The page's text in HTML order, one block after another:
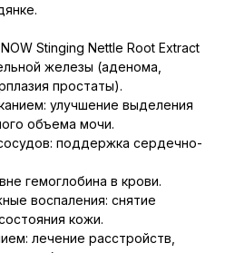
Stinging Nettle Root Extract
железы (аденома,
простаты).
улучшение выделения
объема мочи.
поддержка сердечно-
гемоглобина в крови.
воспаления: снятие
кожи.
лечение расстройств,